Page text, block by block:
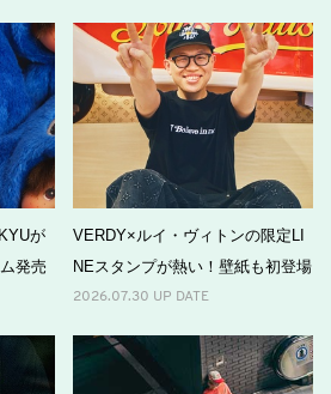
が
発売
VERDY×ルイ・ヴィトンの限定LI
NEスタンプが熱い！壁紙も初登場
2026.07.30 UP DATE